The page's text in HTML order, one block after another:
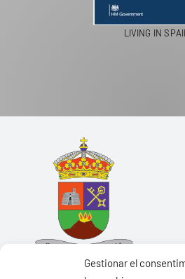
Gestionar el
LIVING IN